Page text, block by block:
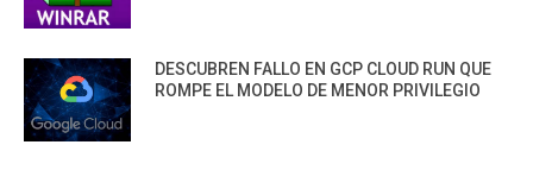
DESCUBREN FALLO EN GCP CLOUD RUN QUE
ROMPE EL MODELO DE MENOR PRIVILEGIO